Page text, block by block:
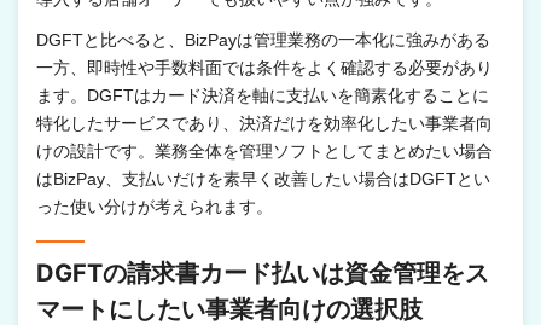
DGFTと比べると、BizPayは管理業務の一本化に強みがある
一方、即時性や手数料面では条件をよく確認する必要があり
ます。DGFTはカード決済を軸に支払いを簡素化することに
特化したサービスであり、決済だけを効率化したい事業者向
けの設計です。業務全体を管理ソフトとしてまとめたい場合
はBizPay、支払いだけを素早く改善したい場合はDGFTとい
った使い分けが考えられます。
DGFTの請求書カード払いは資金管理をス
マートにしたい事業者向けの選択肢